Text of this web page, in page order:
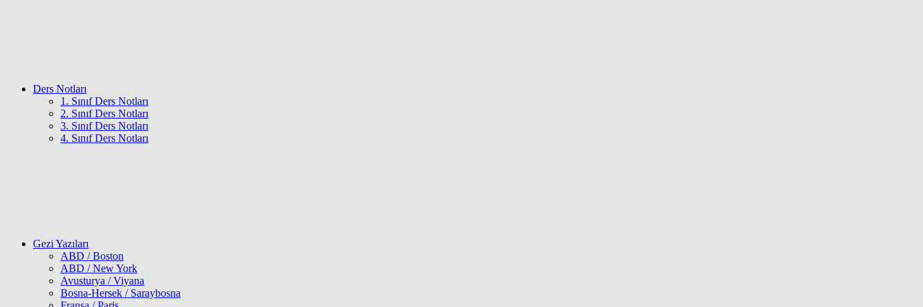
Ders Notları
1. Sınıf Ders Notları
2. Sınıf Ders Notları
3. Sınıf Ders Notları
4. Sınıf Ders Notları
Gezi Yazıları
ABD / Boston
ABD / New York
Avusturya / Viyana
Bosna-Hersek / Saraybosna